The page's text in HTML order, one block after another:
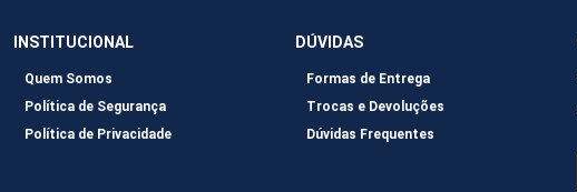
INSTITUCIONAL
Quem Somos
Política de Segurança
Política de Privacidade
DÚVIDAS
Formas de Entrega
Trocas e Devoluções
Dúvidas Frequentes